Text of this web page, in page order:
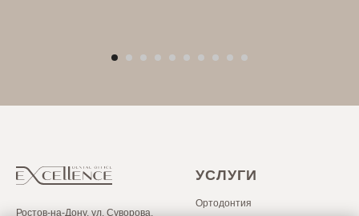
Ростов-на-Дону, ул. Суворова,
УСЛУГИ
Ортодонтия